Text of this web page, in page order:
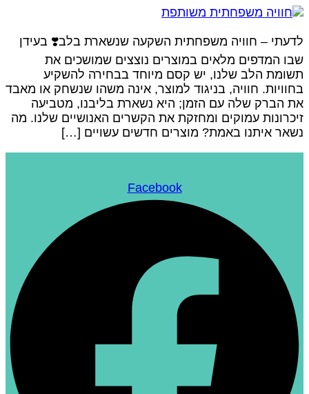
– חוויה משפחתית השקעה שנשארת בלב❣️ בעידן
המדפים מלאים במוצרים נוצצים שמושכים את
הלב שלנו, יש קסם מיוחד בבחירה להשקיע
חוויה, בניגוד למוצר, אינה משהו שנשחק או מאבד
הברק שלה עם הזמן; היא נשארת בליבנו, מטביעה
עמוקים ומחזקת את הקשרים האנושיים שלנו. מה
איתנו באמת? מוצרים חדשים עשויים […]
Facebook